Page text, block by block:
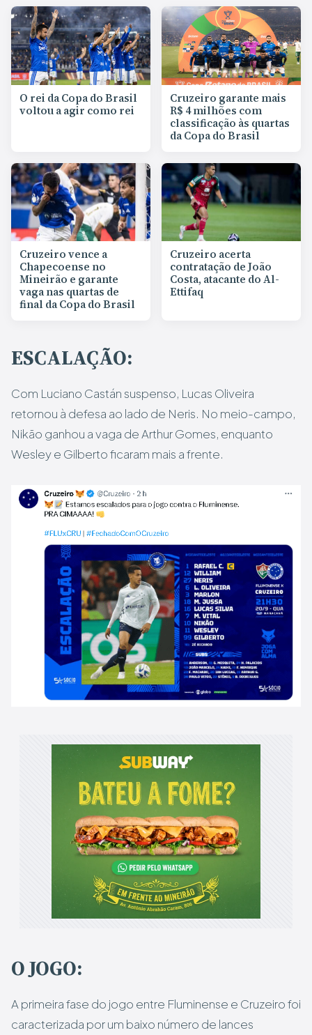
O rei da Copa do Brasil
voltou a agir como rei
Cruzeiro garante mais
R$ 4 milhões com
classificação às quartas
da Copa do Brasil
Cruzeiro vence a
Chapecoense no
Mineirão e garante
vaga nas quartas de
final da Copa do Brasil
Cruzeiro acerta
contratação de João
Costa, atacante do Al-
Ettifaq
ESCALAÇÃO:
Com Luciano Castán suspenso, Lucas Oliveira
retornou à defesa ao lado de Neris. No meio-campo,
Nikão ganhou a vaga de Arthur Gomes, enquanto
Wesley e Gilberto ficaram mais a frente.
O JOGO:
A primeira fase do jogo entre Fluminense e Cruzeiro foi
caracterizada por um baixo número de lances